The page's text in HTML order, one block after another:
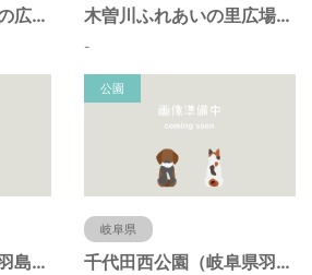
ふれあいの里みどりの広場（岐阜県羽島市） 木曽川ふれあいの里広場（岐阜県羽島市）
-
平成パーク（岐阜県羽島市）
公園
岐阜県
千代田西公園（岐阜県羽島市）